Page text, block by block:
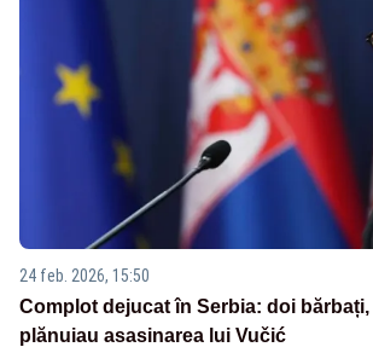
24 feb. 2026, 15:50
Complot dejucat în Serbia: doi
plănuiau asasinarea lui Vučić